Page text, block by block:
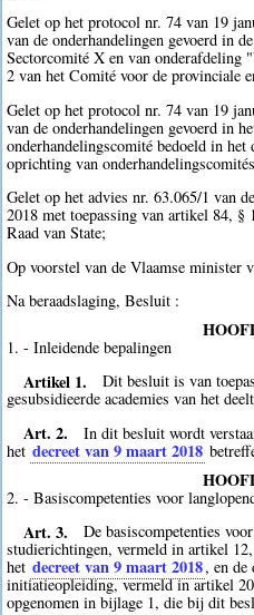
Gelet op het protocol nr. 74 van 19
van de onderhandelingen gevoerd in
Sectorcomité X en van onderafdeling
2 van het Comité voor de provinciale
Gelet op het protocol nr. 74 van 19
van de onderhandelingen gevoerd in
onderhandelingscomité bedoeld in
oprichting van
Gelet op het advies nr. 63.065/1 van
2018 met toepassing van artikel 84, §
Raad van State;
Op voorstel van de Vlaamse minister
Na beraadslaging, Besluit :
1. - Inleidende bepalingen
Artikel 1.
Dit besluit is van
gesubsidieerde academies van het
Art. 2. In dit besluit wordt
het decreet van 9 maart 2018
2. - Basiscompetenties voor
Art. 3.
De basiscompetenties
studierichtingen, vermeld in artikel
het decreet van 9 maart 2018, en de
initiatieopleiding, vermeld in artikel
opgenomen in bijlage 1, die bij dit